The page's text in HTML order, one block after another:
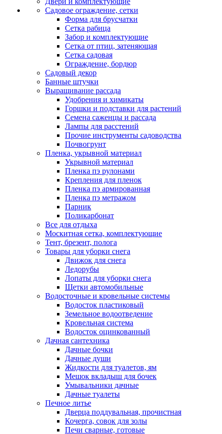
Садовое ограждение, сетки
Форма для брусчатки
Сетка рабица
Забор и комплектующие
Сетка от птиц, затеняющая
Сетка садовая
Ограждение, бордюр
Садовый декор
Банные штучки
Выращивание рассада
Удобрения и химикаты
Горшки и подставки для растений
Семена саженцы и рассада
Лампы для расстений
Прочие инструменты садоводства
Почвогрунт
Пленка, укрывной материал
Укрывной материал
Пленка пэ рулонами
Крепления для пленок
Пленка пэ армированная
Пленка пэ метражом
Парник
Поликарбонат
Все для отдыха
Москитная сетка, комплектующие
Тент, брезент, полога
Товары для уборки снега
Движок для снега
Ледорубы
Лопаты для уборки снега
Щетки автомобильные
Водосточные и кровельные системы
Водосток пластиковый
Земельное водоотведение
Кровельная система
Водосток оцинкованный
Дачная сантехника
Дачные бочки
Дачные души
Жидкости для туалетов, ям
Мешок вкладыш для бочек
Умывальники дачные
Дачные туалеты
Печное литье
Дверца поддувальная, прочистная
Кочерга, совок для золы
Печи сварные, готовые